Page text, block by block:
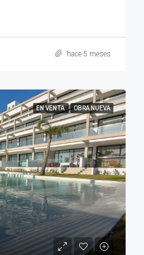
hace 5 meses
EN VENTA OBRA NUEVA